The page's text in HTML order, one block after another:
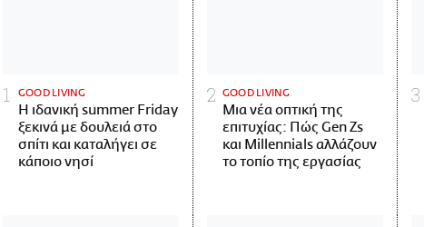
GOOD LIVING
Η ιδανική summer Friday
ξεκινά με δουλειά στο
σπίτι και καταλήγει σε
κάποιο νησί
GOOD LIVING
Μια νέα οπτική της
επιτυχίας: Πώς Gen Zs
και Millennials αλλάζουν
το τοπίο της εργασίας